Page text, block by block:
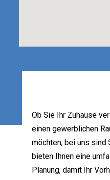
Ob Sie Ihr Zuhause
einen gewerblichen
möchten, bei uns sind
bieten Ihnen eine
Planung, damit Ihr